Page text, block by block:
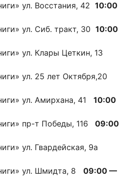
ул. Восстания, 42 10:00
ул. Сиб. тракт, 30 10:00
ул. Клары Цеткин, 13
ул. 25 лет Октября,20
ул. Амирхана, 41 10:00
пр-т Победы, 116
09:00
ул. Гвардейская, 9а
ул. Шмидта, 8 09:00 —